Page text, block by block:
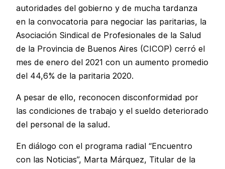
autoridades del gobierno y de mucha tardanza
en la convocatoria para negociar las paritarias, la
Asociación Sindical de Profesionales de la Salud
de la Provincia de Buenos Aires (CICOP) cerró el
mes de enero del 2021 con un aumento promedio
del 44,6% de la paritaria 2020.
A pesar de ello, reconocen disconformidad por
las condiciones de trabajo y el sueldo deteriorado
del personal de la salud.
En diálogo con el programa radial “Encuentro
con las Noticias”, Marta Márquez, Titular de la